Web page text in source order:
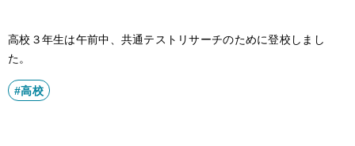
サイトポリシー
高校３年生は午前中、共通テストリサーチのために登校しまし
た。
#高校